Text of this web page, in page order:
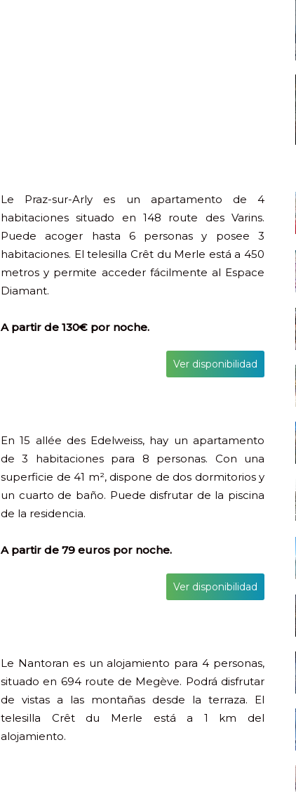
Le Praz-sur-Arly es un apartamento de 4
habitaciones situado en 148 route des Varins.
Puede acoger hasta 6 personas y posee 3
habitaciones. El telesilla Crêt du Merle está a 450
metros y permite acceder fácilmente al Espace
Diamant.
A partir de 130€ por noche.
Ver disponibilidad
En 15 allée des Edelweiss, hay un apartamento
de 3 habitaciones para 8 personas. Con una
superficie de 41 m², dispone de dos dormitorios y
un cuarto de baño. Puede disfrutar de la piscina
de la residencia.
A partir de 79 euros por noche.
Ver disponibilidad
Le Nantoran es un alojamiento para 4 personas,
situado en 694 route de Megève. Podrá disfrutar
de vistas a las montañas desde la terraza. El
telesilla Crêt du Merle está a 1 km del
alojamiento.